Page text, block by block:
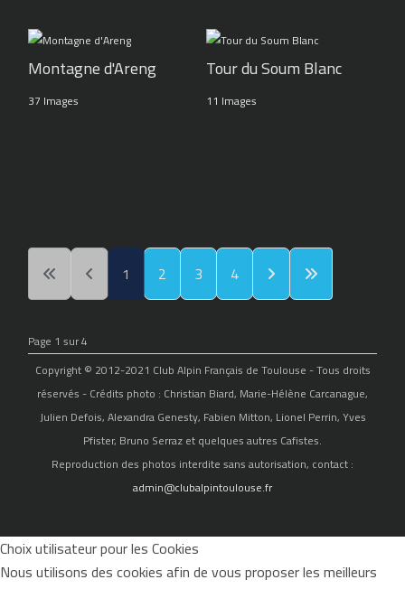
Montagne d'Areng
37 Images
Tour du Soum Blanc
11 Images
1 2 3 4
Page 1 sur 4
Copyright © 2012-2021 Club Alpin Français de Toulouse - Tous droits
réservés - Crédits photo : Christian Biard, Marie-Hélène Carcanague,
Julien Defois, Alexandra Genesty, Fabien Mitton, Lionel Perrin, Yves
Pfister, Bruno Serraz et quelques autres Cafistes.
Reproduction des photos interdite sans autorisation, contact :
admin@clubalpintoulouse.fr
Choix utilisateur pour les Cookies
Nous utilisons des cookies afin de vous proposer les meilleurs